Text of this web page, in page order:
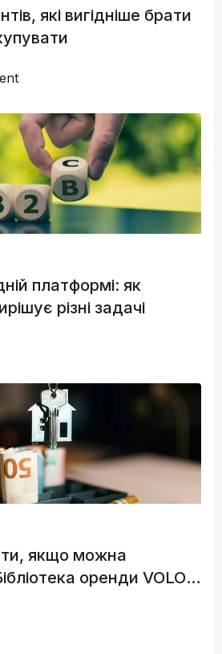
які вигідніше брати
платформі: як
різні задачі
якщо можна
оренди VOLOS